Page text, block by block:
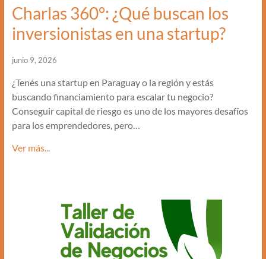
Charlas 360°: ¿Qué buscan los
inversionistas en una startup?
junio 9, 2026
¿Tenés una startup en Paraguay o la región y estás
buscando financiamiento para escalar tu negocio?
Conseguir capital de riesgo es uno de los mayores desafíos
para los emprendedores, pero…
Ver más...